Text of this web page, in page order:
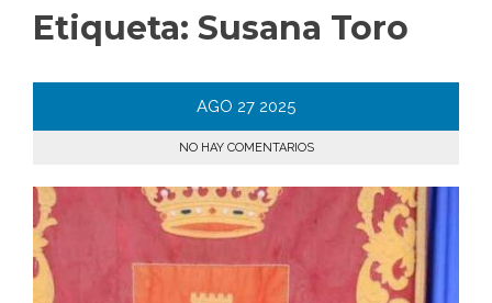
Etiqueta: Susana Toro
AGO 27 2025
NO HAY COMENTARIOS